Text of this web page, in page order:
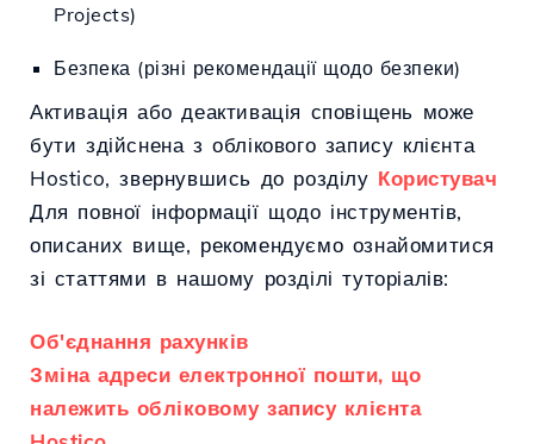
Projects)
Безпека (різні рекомендації щодо безпеки)
Активація або деактивація сповіщень може
бути здійснена з облікового запису клієнта
Hostico, звернувшись до розділу Користувач
Для повної інформації щодо інструментів,
описаних вище, рекомендуємо ознайомитися
зі статтями в нашому розділі туторіалів:
Об'єднання рахунків
Зміна адреси електронної пошти, що
належить обліковому запису клієнта